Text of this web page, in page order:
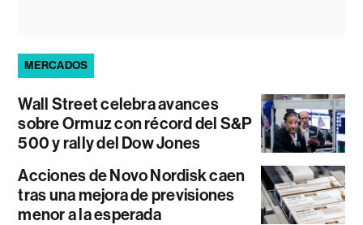
MERCADOS
Wall Street celebra avances
sobre Ormuz con récord del S&P
500 y rally del Dow Jones
Acciones de Novo Nordisk caen
tras una mejora de previsiones
menor a la esperada